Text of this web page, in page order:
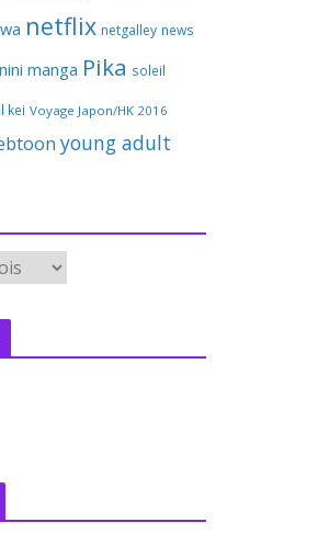
netflix netgalley news
manga Pika soleil
kei Voyage Japon/HK 2016
young adult